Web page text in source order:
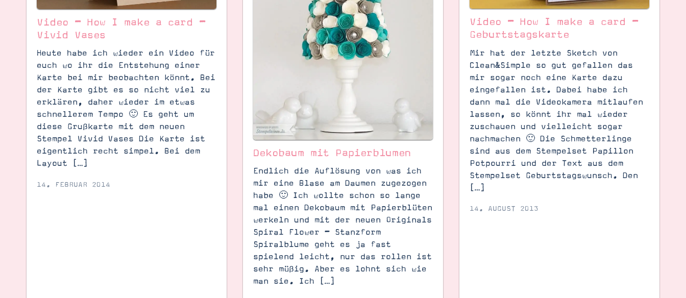
Video – How I make a card –
Vivid Vases
Heute habe ich wieder ein Video für
euch wo ihr die Entstehung einer
Karte bei mir beobachten könnt. Bei
der Karte gibt es so nicht viel zu
erklären, daher wieder im etwas
schnellerem Tempo 🙂 Es geht um
diese Grußkarte mit dem neuen
Stempel Vivid Vases Die Karte ist
eigentlich recht simpel. Bei dem
Layout […]
14. FEBRUAR 2014
Dekobaum mit Papierblumen
Endlich die Auflösung von was ich
mir eine Blase am Daumen zugezogen
habe 🙂 Ich wollte schon so lange
mal einen Dekobaum mit Papierblüten
werkeln und mit der neuen Originals
Spiral Flower – Stanzform
Spiralblume geht es ja fast
spielend leicht, nur das rollen ist
sehr müßig. Aber es lohnt sich wie
man sie. Ich […]
Video – How I make a card –
Geburtstagskarte
Mir hat der letzte Sketch von
Clean&Simple so gut gefallen das
mir sogar noch eine Karte dazu
eingefallen ist. Dabei habe ich
dann mal die Videokamera mitlaufen
lassen, so könnt ihr mal wieder
zuschauen und vielleicht sogar
nachmachen 🙂 Die Schmetterlinge
sind aus dem Stempelset Papillon
Potpourri und der Text aus dem
Stempelset Geburtstagswunsch. Den
[…]
14. AUGUST 2013